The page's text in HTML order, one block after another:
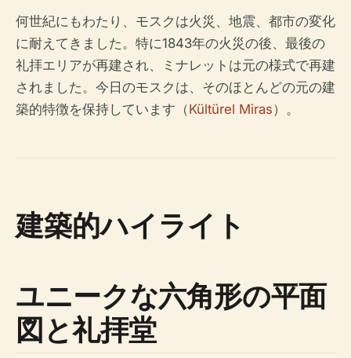
何世紀にもわたり、モスクは火災、地震、都市の変化
に耐えてきました。特に1843年の火災の後、最後の
礼拝エリアが再建され、ミナレットは元の様式で再建
されました。今日のモスクは、そのほとんどの元の建
築的特徴を保持しています（Kültürel Miras）。
建築的ハイライト
ユニークな六角形の平面
図と礼拝堂